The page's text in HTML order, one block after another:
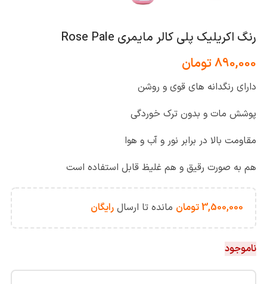
رنگ اکریلیک پلی کالر مایمری Rose Pale
890,000تومان
دارای رنگدانه های قوی و روشن
پوشش مات و بدون ترک خوردگی
مقاومت بالا در برابر نور و آب و هوا
هم به صورت رقیق و هم غلیظ قابل استفاده است
3,500,000تومان مانده تا ارسال رایگان
ناموجود